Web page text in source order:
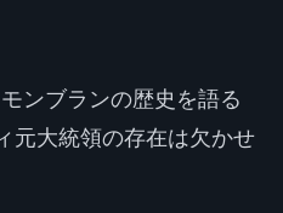
ンブランの歴史を語る
元大統領の存在は欠かせ